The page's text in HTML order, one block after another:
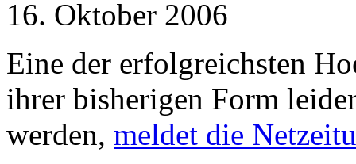
16. Oktober 2006
Eine der erfolgreichsten
ihrer bisherigen Form
werden, meldet die